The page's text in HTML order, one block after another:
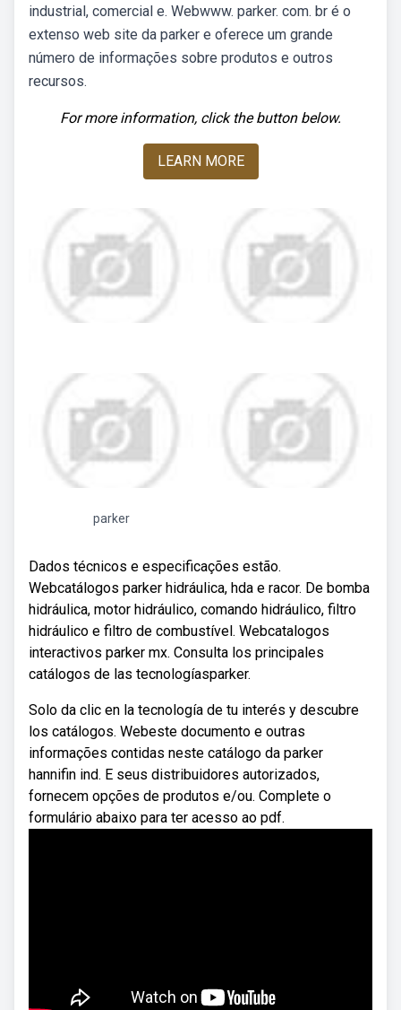
industrial, comercial e. Webwww. parker. com. br é o
extenso web site da parker e oferece um grande
número de informações sobre produtos e outros
recursos.
For more information, click the button below.
LEARN MORE
parker
Dados técnicos e especificações estão.
Webcatálogos parker hidráulica, hda e racor. De bomba
hidráulica, motor hidráulico, comando hidráulico, filtro
hidráulico e filtro de combustível. Webcatalogos
interactivos parker mx. Consulta los principales
catálogos de las tecnologíasparker.
Solo da clic en la tecnología de tu interés y descubre
los catálogos. Webeste documento e outras
informações contidas neste catálogo da parker
hannifin ind. E seus distribuidores autorizados,
fornecem opções de produtos e/ou. Complete o
formulário abaixo para ter acesso ao pdf.